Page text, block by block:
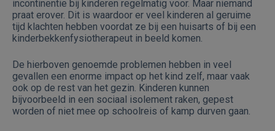
incontinentie bij kinderen regelmatig voor. Maar niemand
praat erover. Dit is waardoor er veel kinderen al geruime
tijd klachten hebben voordat ze bij een huisarts of bij een
kinderbekkenfysiotherapeut in beeld komen.
De hierboven genoemde problemen hebben in veel
gevallen een enorme impact op het kind zelf, maar vaak
ook op de rest van het gezin. Kinderen kunnen
bijvoorbeeld in een sociaal isolement raken, gepest
worden of niet mee op schoolreis of kamp durven gaan.